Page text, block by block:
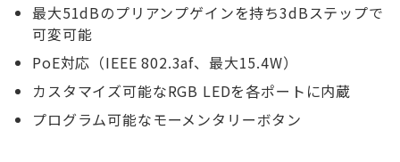
最大51dBのプリアンプゲインを持ち3dBステップで
可変可能
PoE対応（IEEE 802.3af、最大15.4W）
カスタマイズ可能なRGB LEDを各ポートに内蔵
プログラム可能なモーメンタリーボタン